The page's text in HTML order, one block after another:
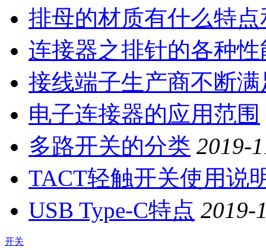
排母的材质有什么特
连接器之排针的各种
接线端子生产商不断
电子连接器的应用范围
多路开关的分类 2019-
TACT轻触开关使用说
USB Type-C特点 2019-
开关